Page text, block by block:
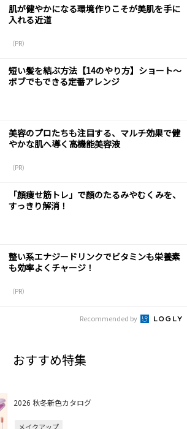
肌が健やかになる環境作りこそが美肌を手に
入れる近道
（PR）
短い髪を結ぶ方法【14のやり方】ショート～
ボブでもできる定番アレンジ
美容のプロたちも注目する、マルチ効果で健
やかな肌へ導く高機能美容液
（PR）
「顔痩せ筋トレ」で顔のたるみやむくみを、
すっきり解消！
整い系エナジードリンクでビタミンも栄養素
も効率よくチャージ！
（PR）
Recommended by
おすすめ特集
2026 秋冬新色カタログ
メイクアップ